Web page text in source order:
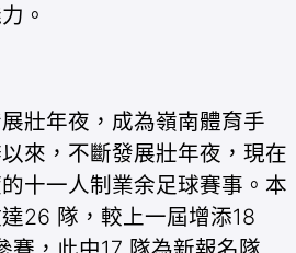
。
壯年夜，成為嶺南體育手
來，不斷發展壯年夜，現在
十一人制業余足球賽事。本
26 隊，較上一屆增添18